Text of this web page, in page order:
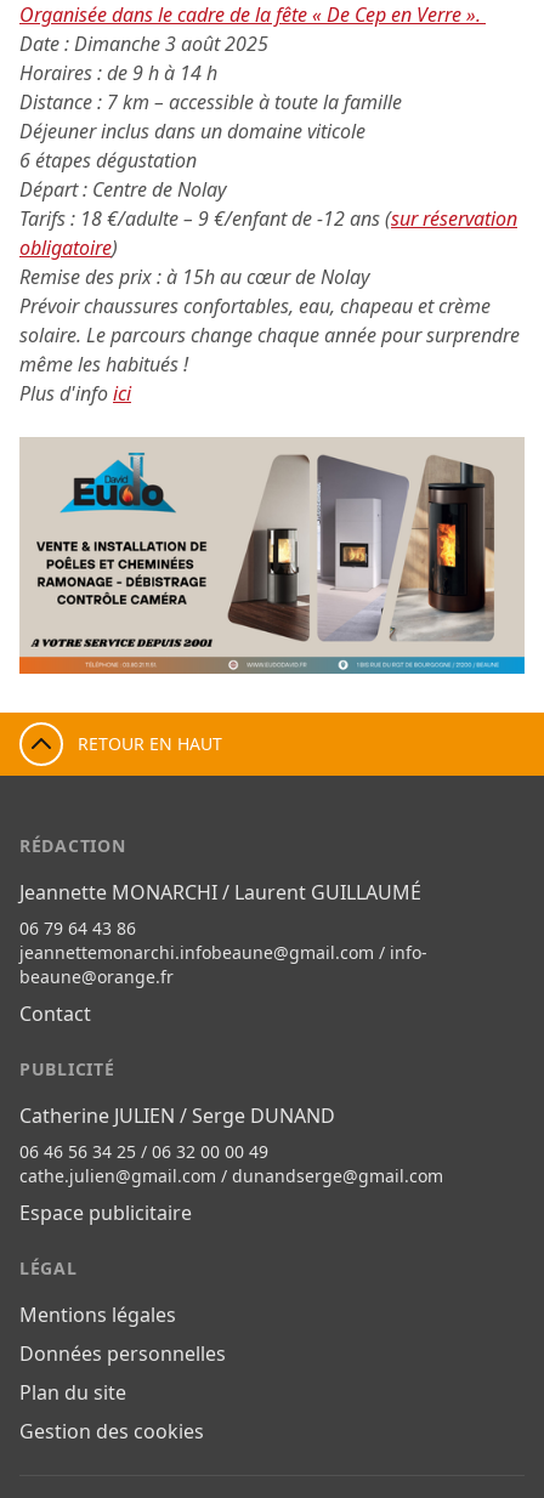
Organisée dans le cadre de la fête « De Cep en Verre ».
Date : Dimanche 3 août 2025
Horaires : de 9 h à 14 h
Distance : 7 km – accessible à toute la famille
Déjeuner inclus dans un domaine viticole
6 étapes dégustation
Départ : Centre de Nolay
Tarifs : 18 €/adulte – 9 €/enfant de -12 ans (sur réservation
obligatoire)
Remise des prix : à 15h au cœur de Nolay
Prévoir chaussures confortables, eau, chapeau et crème
solaire. Le parcours change chaque année pour surprendre
même les habitués !
Plus d'infoici
RETOUR EN HAUT
RÉDACTION
Jeannette MONARCHI / Laurent GUILLAUMÉ
06 79 64 43 86
jeannettemonarchi.infobeaune@gmail.com / info-
beaune@orange.fr
Contact
PUBLICITÉ
Catherine JULIEN / Serge DUNAND
06 46 56 34 25 / 06 32 00 00 49
cathe.julien@gmail.com / dunandserge@gmail.com
Espace publicitaire
LÉGAL
Mentions légales
Données personnelles
Plan du site
Gestion des cookies